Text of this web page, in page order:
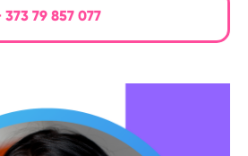
373 79 857 077